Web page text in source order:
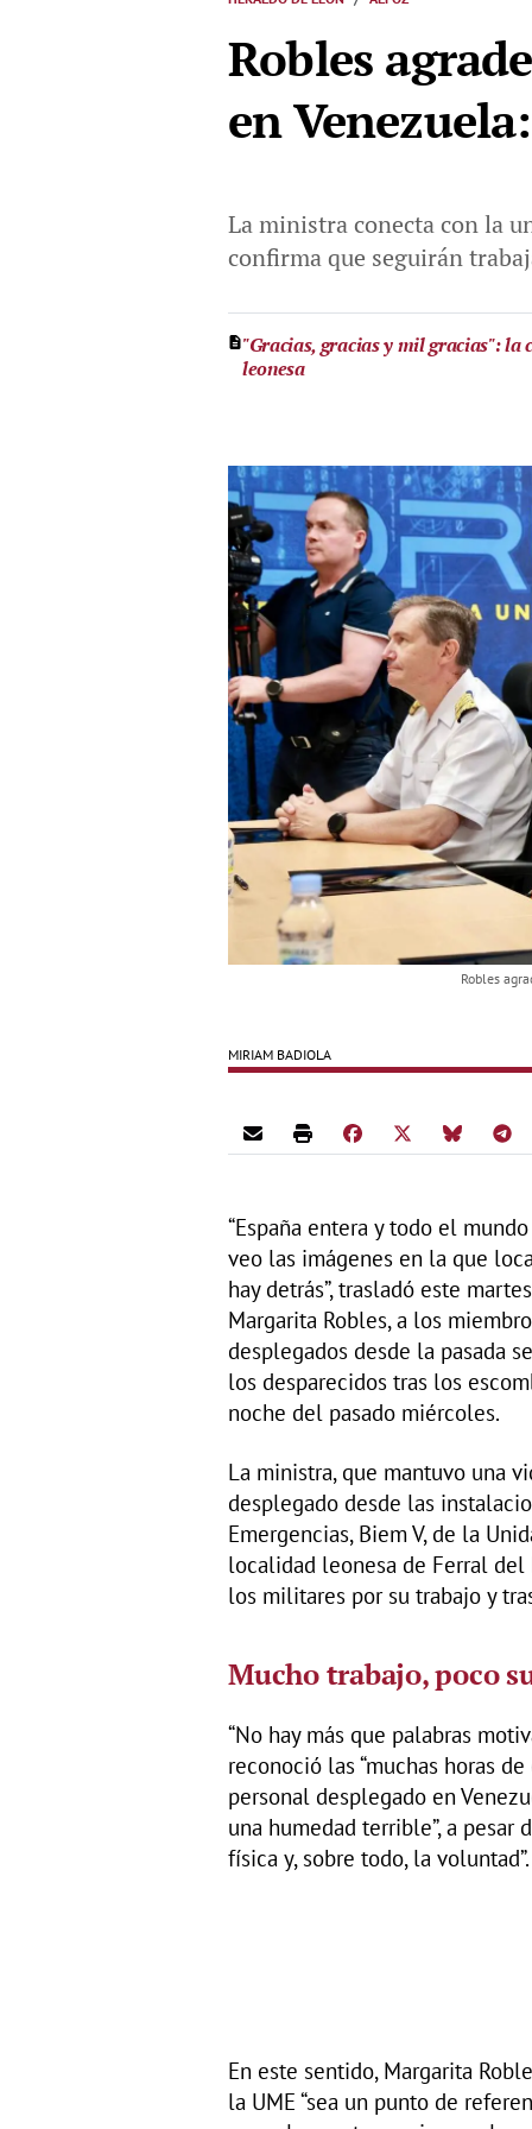
Robles
en
La ministra conecta con la
confirma que seguirán
"Gracias, gracias y mil gracias":
leonesa
Robles
MIRIAM BADIOLA
“España entera y todo el
veo las imágenes en la que
hay detrás”, trasladó este
Margarita Robles, a los
desplegados desde la pasada
los desparecidos tras los
noche del pasado miércoles.
La ministra, que mantuvo una
desplegado desde las
Emergencias, Biem V, de la
localidad leonesa de Ferral del
los militares por su trabajo y
Mucho trabajo, poco
“No hay más que palabras
reconoció las “muchas horas
personal desplegado en
una humedad terrible”, a
física y, sobre todo, la voluntad”.
En este sentido, Margarita
la UME “sea un punto de